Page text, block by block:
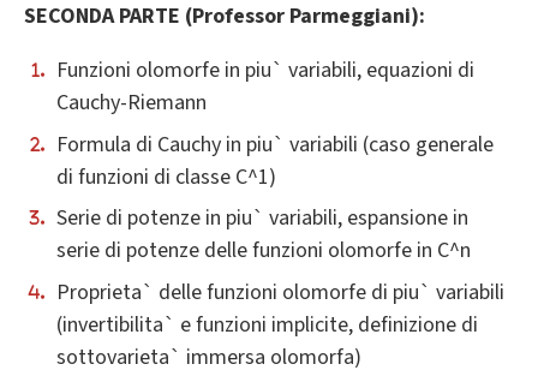
SECONDA PARTE (Professor Parmeggiani):
Funzioni olomorfe in piu` variabili, equazioni di
Cauchy-Riemann
Formula di Cauchy in piu` variabili (caso generale
di funzioni di classe C^1)
Serie di potenze in piu` variabili, espansione in
serie di potenze delle funzioni olomorfe in C^n
Proprieta` delle funzioni olomorfe di piu` variabili
(invertibilita` e funzioni implicite, definizione di
sottovarieta` immersa olomorfa)